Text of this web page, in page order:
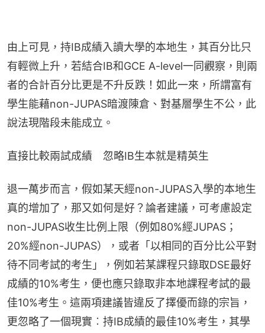
由上可見，持IB成績入讀大學的本地生，其百分比只
有輕微上升，若結合IB和GCE A-level一同觀察，則兩
者的合計百分比更是不升反跌！如此一來，所謂富有
學生能藉non-JUPAS暗渡陳倉、對基層學生不公，此
說法現階段未能成立。
直接比較兩試成績　忽略IB生本就是精英生
退一萬步而言，假如某天經non-JUPAS入學的本地生
真的增加了，那又如何是好？論者建議，可考慮設定
non-JUPAS收生比例上限（例如80%經JUPAS；
20%經non-JUPAS），或者「以相同的百分比公平對
待不同考試的考生」，例如若某課程只錄取DSE最好
成績的10%考生，便也應只錄取非本地課程考試的最
佳10%考生。這兩項建議皆違反了擇優而錄的宗旨，
更忽略了一個現實︰持IB成績的最佳10%考生，其學